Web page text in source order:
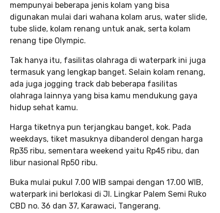
mempunyai beberapa jenis kolam yang bisa
digunakan mulai dari wahana kolam arus, water slide,
tube slide, kolam renang untuk anak, serta kolam
renang tipe Olympic.
Tak hanya itu, fasilitas olahraga di waterpark ini juga
termasuk yang lengkap banget. Selain kolam renang,
ada juga jogging track dab beberapa fasilitas
olahraga lainnya yang bisa kamu mendukung gaya
hidup sehat kamu.
Harga tiketnya pun terjangkau banget, kok. Pada
weekdays, tiket masuknya dibanderol dengan harga
Rp35 ribu, sementara weekend yaitu Rp45 ribu, dan
libur nasional Rp50 ribu.
Buka mulai pukul 7.00 WIB sampai dengan 17.00 WIB,
waterpark ini berlokasi di Jl. Lingkar Palem Semi Ruko
CBD no. 36 dan 37, Karawaci, Tangerang.